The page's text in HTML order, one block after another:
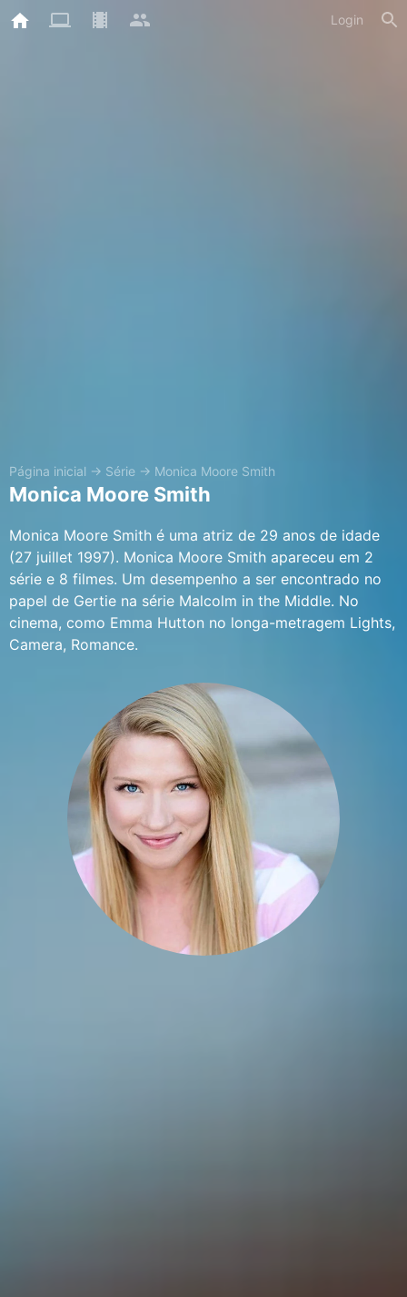
Login
Página inicial → Série → Monica Moore Smith
Monica Moore Smith
Monica Moore Smith é uma atriz de 29 anos de idade
(27 juillet 1997). Monica Moore Smith apareceu em 2
série e 8 filmes. Um desempenho a ser encontrado no
papel de Gertie na série Malcolm in the Middle. No
cinema, como Emma Hutton no longa-metragem Lights,
Camera, Romance.